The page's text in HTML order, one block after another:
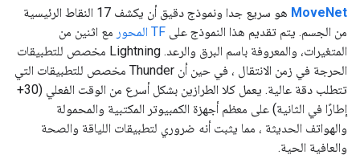
MoveNet
هو سريع جدا ونموذج دقيق أن يكشف 17 النقاط الرئيسية
من الجسم. يتم تقديم هذا النموذج على TF المحور
مع اثنين من
المتغيرات، والمعروفة باسم البرق والرعد. Lightning مخصص للتطبيقات
الحرجة في زمن الانتقال ، في حين أن Thunder مخصص للتطبيقات التي
تتطلب دقة عالية. يعمل كلا الطرازين بشكل أسرع من الوقت الفعلي (30+
إطارًا في الثانية) على معظم أجهزة الكمبيوتر المكتبية والمحمولة
والهواتف الحديثة ، مما يثبت أنه ضروري لتطبيقات اللياقة والصحة
والعافية الحية.